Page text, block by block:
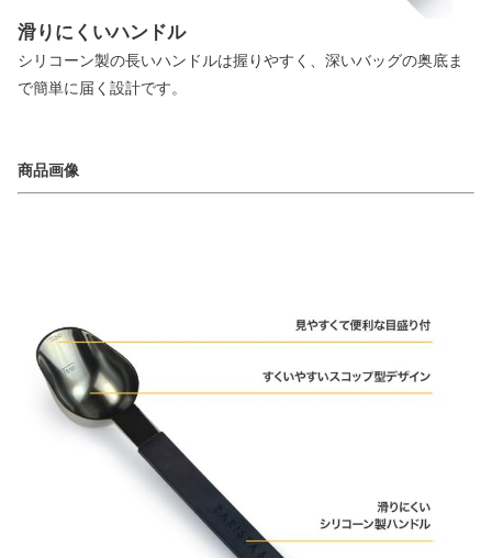
滑りにくいハンドル
シリコーン製の長いハンドルは握りやすく、深いバッグの奥底ま
で簡単に届く設計です。
商品画像